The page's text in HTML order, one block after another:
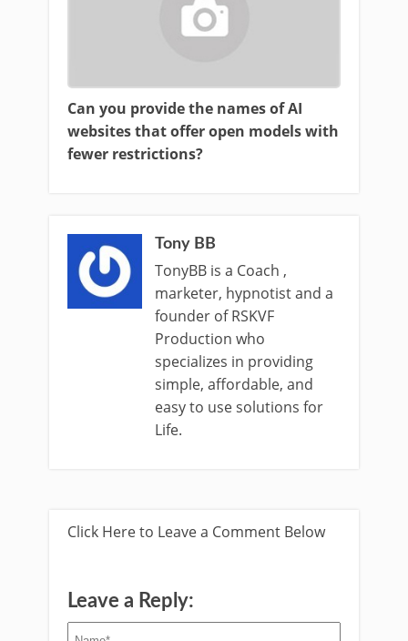
Can you provide the names of AI
websites that offer open models with
fewer restrictions?
Tony BB
TonyBB is a Coach ,
marketer, hypnotist and a
founder of RSKVF
Production who
specializes in providing
simple, affordable, and
easy to use solutions for
Life.
Click Here to Leave a Comment Below
Leave a Reply: